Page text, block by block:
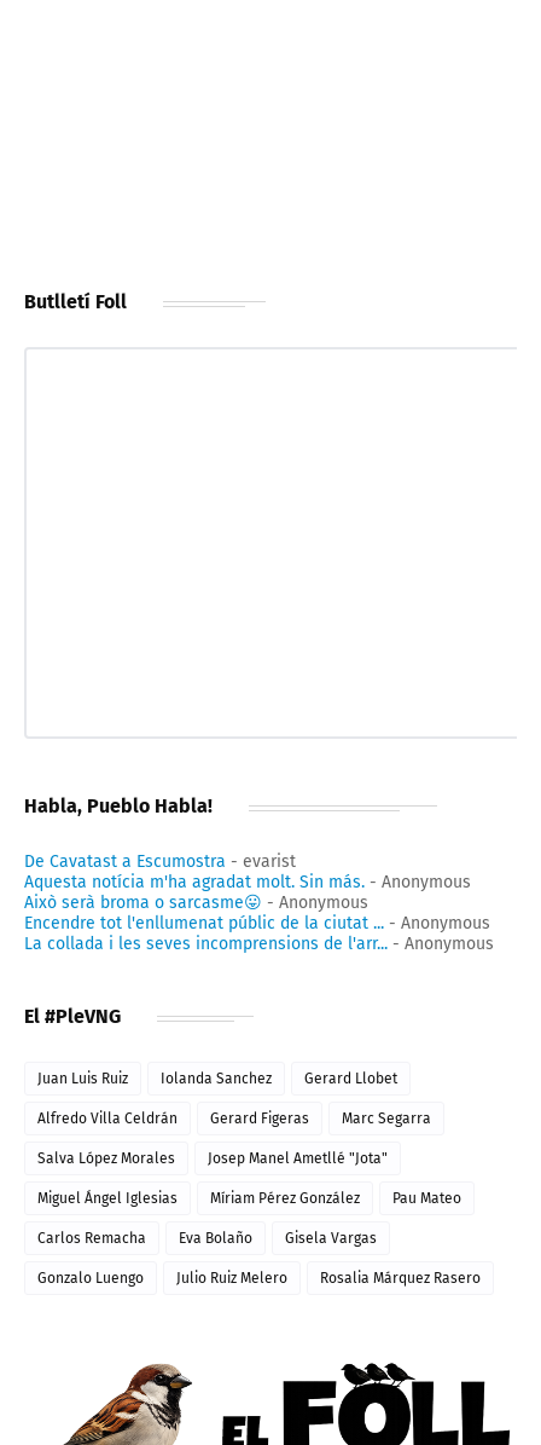
Butlletí Foll
Habla, Pueblo Habla!
De Cavatast a Escumostra - evarist
Aquesta notícia m'ha agradat molt. Sin más. - Anonymous
Això serà broma o sarcasme😛 - Anonymous
Encendre tot l'enllumenat públic de la ciutat ... - Anonymous
La collada i les seves incomprensions de l'arr... - Anonymous
El #PleVNG
Juan Luis Ruiz Iolanda Sanchez Gerard Llobet
Alfredo Villa Celdrán Gerard Figeras Marc Segarra
Salva López Morales Josep Manel Ametllé "Jota"
Miguel Ángel Iglesias Míriam Pérez González Pau Mateo
Carlos Remacha Eva Bolaño Gisela Vargas
Gonzalo Luengo Julio Ruiz Melero Rosalia Márquez Rasero